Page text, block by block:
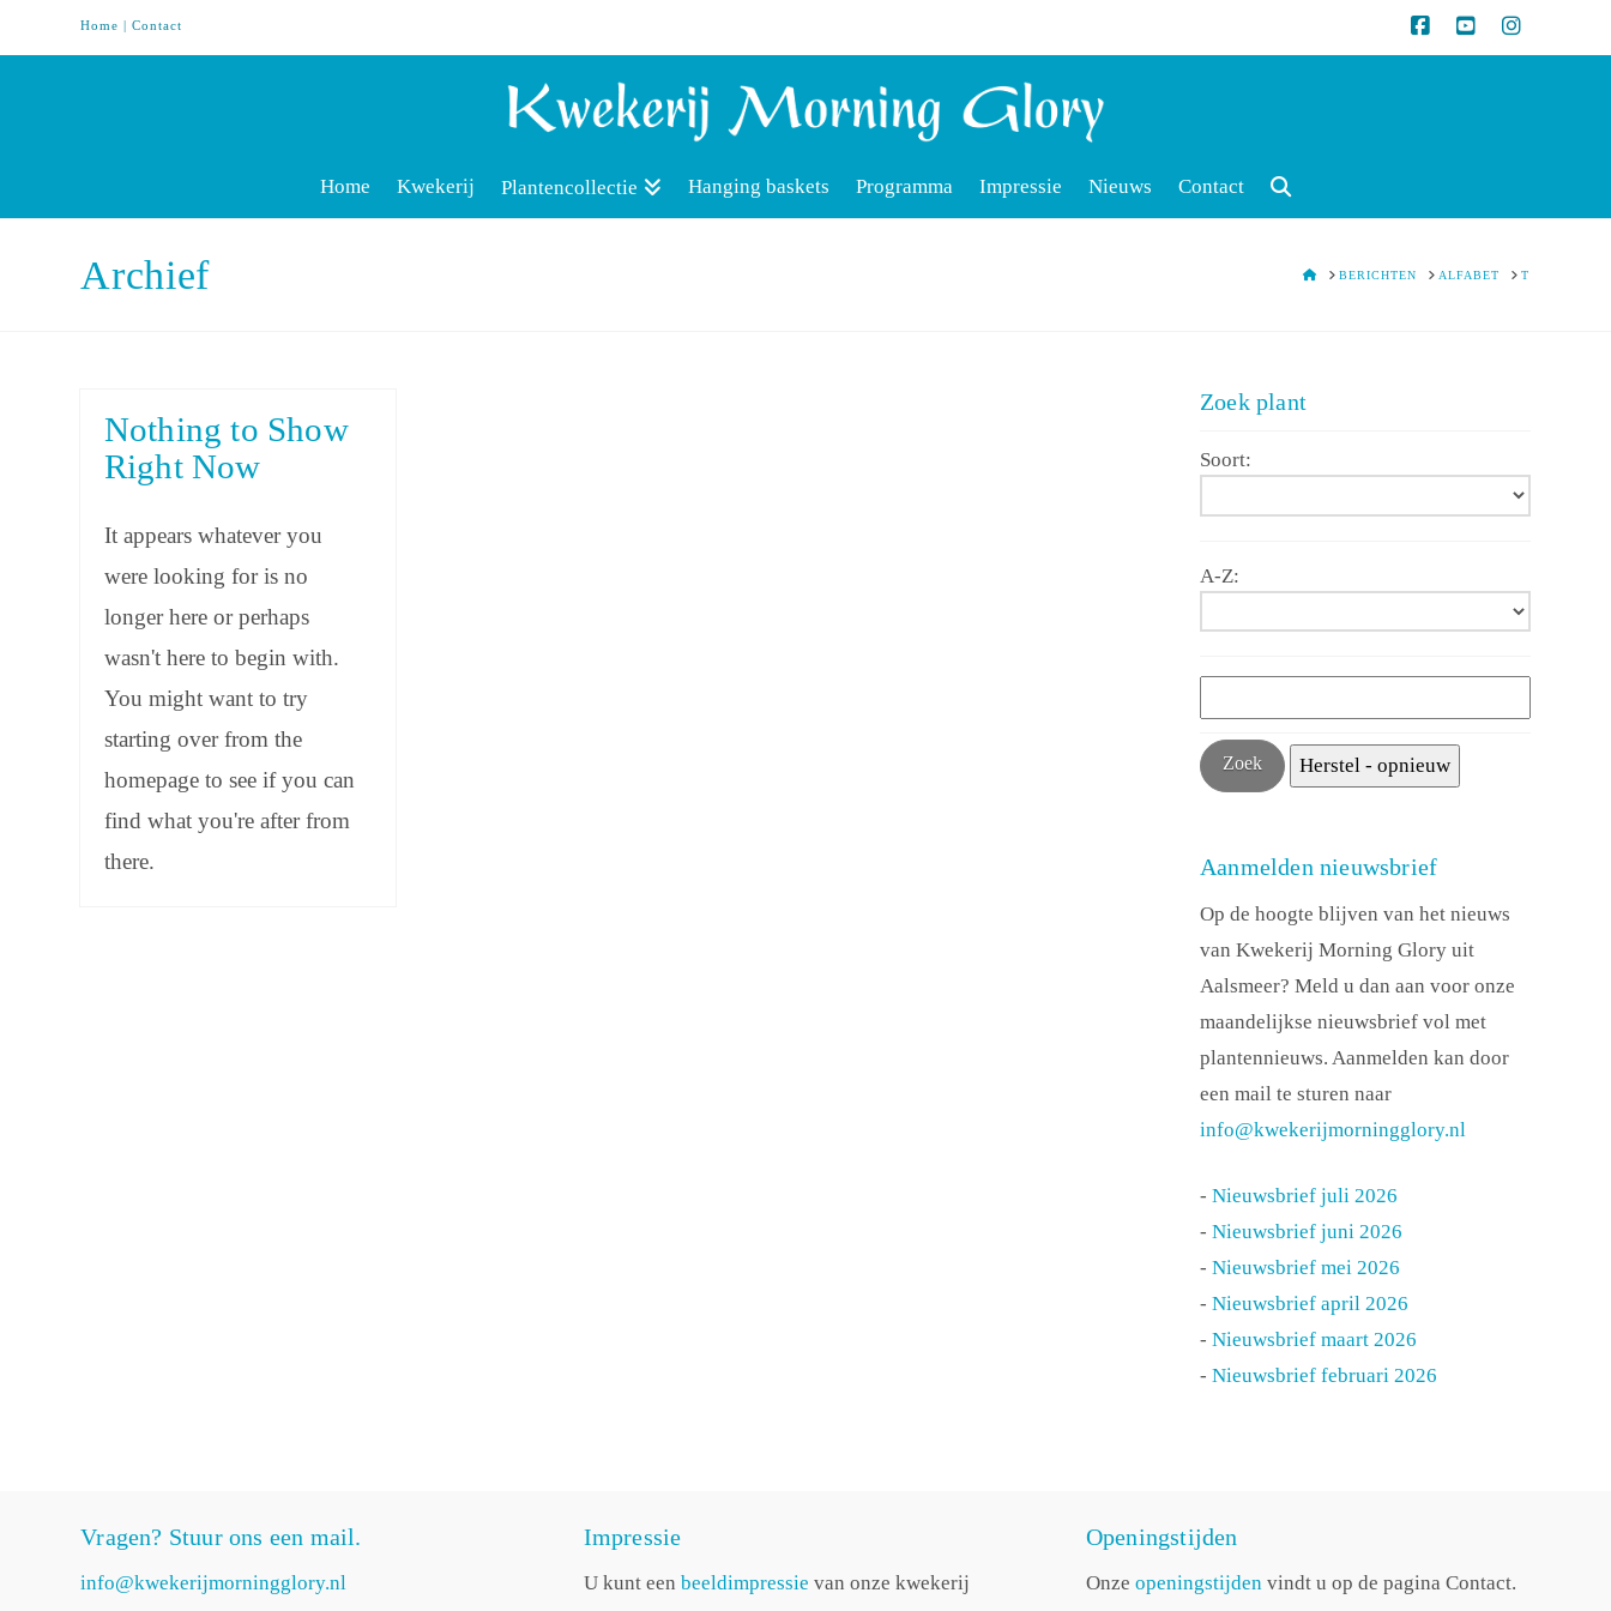
Home |Contact
Home Kwekerij Plantencollectie Hanging baskets Programma Impressie Nieuws Contact
Archief HOMEBERICHTEN ALFABET T
Nothing to Show
Right Now
It appears whatever you
were looking for is no
longer here or perhaps
wasn't here to begin with.
You might want to try
starting over from the
homepage to see if you can
find what you're after from
there.
Zoek plant
Soort:
A-Z:
Aanmelden nieuwsbrief
Op de hoogte blijven van het nieuws
van Kwekerij Morning Glory uit
Aalsmeer? Meld u dan aan voor onze
maandelijkse nieuwsbrief vol met
plantennieuws. Aanmelden kan door
een mail te sturen naar
info@kwekerijmorningglory.nl
-Nieuwsbrief juli 2026
-Nieuwsbrief juni 2026
-Nieuwsbrief mei 2026
-Nieuwsbrief april 2026
-Nieuwsbrief maart 2026
-Nieuwsbrief februari 2026
Vragen? Stuur ons een mail.
info@kwekerijmorningglory.nl
Impressie
U kunt een beeldimpressie van onze kwekerij
Openingstijden
Onze openingstijdenvindt u op de pagina Contact.